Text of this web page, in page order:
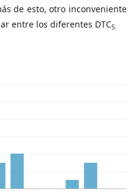
de esto, otro inconveniente
entre los diferentes DTCS.